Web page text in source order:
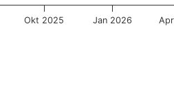
Jan 2026
Okt 2025